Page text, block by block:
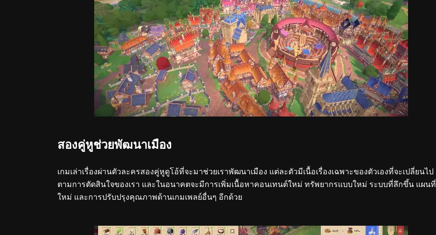
สองคู่หูช่วยพัฒนาเมือง
เกมเล่าเรื่องผ่านตัวละครสองคู่หูดูโอ้ที่จะมาช่วยเราพัฒนาเมือง แต่ละตัวมีเนื้อเรื่องเฉพาะของตัวเองที่จะเปลี่ยนไป
ตามการตัดสินใจของเรา และในอนาคตจะมีการเพิ่มเนื้อหาคอนเทนต์ใหม่ ทรัพยากรแบบใหม่ ระบบที่ลึกขึ้น แผนที่
ใหม่ และการปรับปรุงคุณภาพด้านเกมเพลย์อื่นๆ อีกด้วย